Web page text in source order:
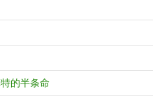
的半条命